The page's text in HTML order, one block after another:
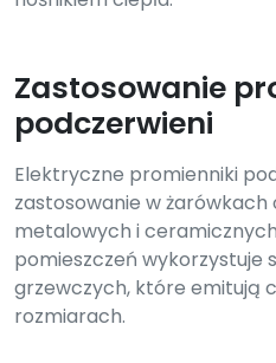
Zastosowanie
podczerwieni
Elektryczne promienniki
zastosowanie w
metalowych i
pomieszczeń wykorzystuje
grzewczych, które emitują
rozmiarach.